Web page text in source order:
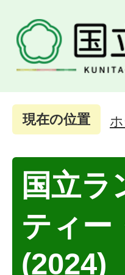
現在の位置
国立ラ
ティー
(2024)